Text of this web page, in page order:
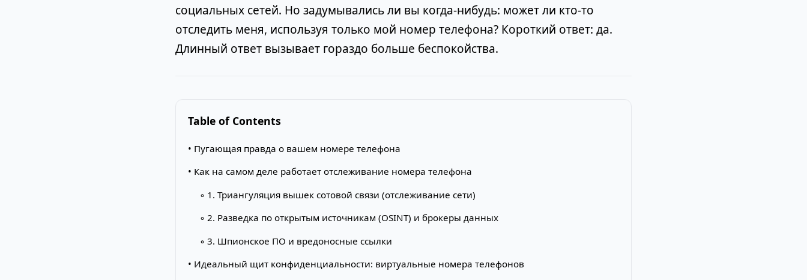
социальных сетей. Но задумывались ли вы когда-нибудь: может ли кто-то
отследить меня, используя только мой номер телефона? Короткий ответ: да.
Длинный ответ вызывает гораздо больше беспокойства.
Table of Contents
• Пугающая правда о вашем номере телефона
• Как на самом деле работает отслеживание номера телефона
◦ 1. Триангуляция вышек сотовой связи (отслеживание сети)
◦ 2. Разведка по открытым источникам (OSINT) и брокеры данных
◦ 3. Шпионское ПО и вредоносные ссылки
• Идеальный щит конфиденциальности: виртуальные номера телефонов